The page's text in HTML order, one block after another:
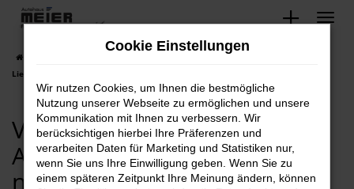
Zum
springen
VW Bad Oeynhausen, VW Angebote mit
Lieferservice nach Bad Oeynhausen.
VW Bad Oeynhausen, VW
Angebote mit Lieferservice
nach Bad Oeynhausen.
Cookie Einstellungen
Wir nutzen Cookies, um Ihnen die bestmögliche
Nutzung unserer Webseite zu ermöglichen und unsere
Kommunikation mit Ihnen zu verbessern. Wir
berücksichtigen hierbei Ihre Präferenzen und
verarbeiten Daten für Marketing und Statistiken nur,
wenn Sie uns Ihre Einwilligung geben. Wenn Sie zu
einem späteren Zeitpunkt Ihre Meinung ändern, können